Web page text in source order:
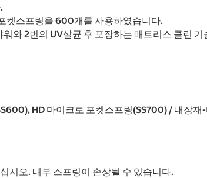
켓스프링을 600개를 사용하였습니다.
와 2번의 UV살균 후 포장하는 매트리스 클린
HD 마이크로 포켓스프링(SS700) / 내장재
시오. 내부 스프링이 손상될 수 있습니다.